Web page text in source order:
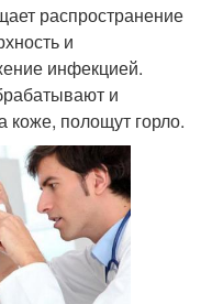
распространение
и
инфекцией.
и
полощут горло.